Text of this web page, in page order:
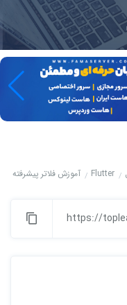
Flutter آموزش فلاتر پیشرفته
https://